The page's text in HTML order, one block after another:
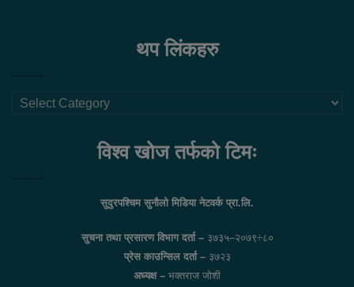
थप लिंकहरु
थप
विश्व खोज तर्फको टिमः
सुदुरपश्चिम सुनौलो मिडिया नेटवर्क प्रा.लि.
सुचना तथा प्रसारण विभाग दर्ता – ३७३५–२०७९÷८०
प्रेस काउन्सिल दर्ता – ३७२३
अध्यक्ष – भक्तराज जोशी